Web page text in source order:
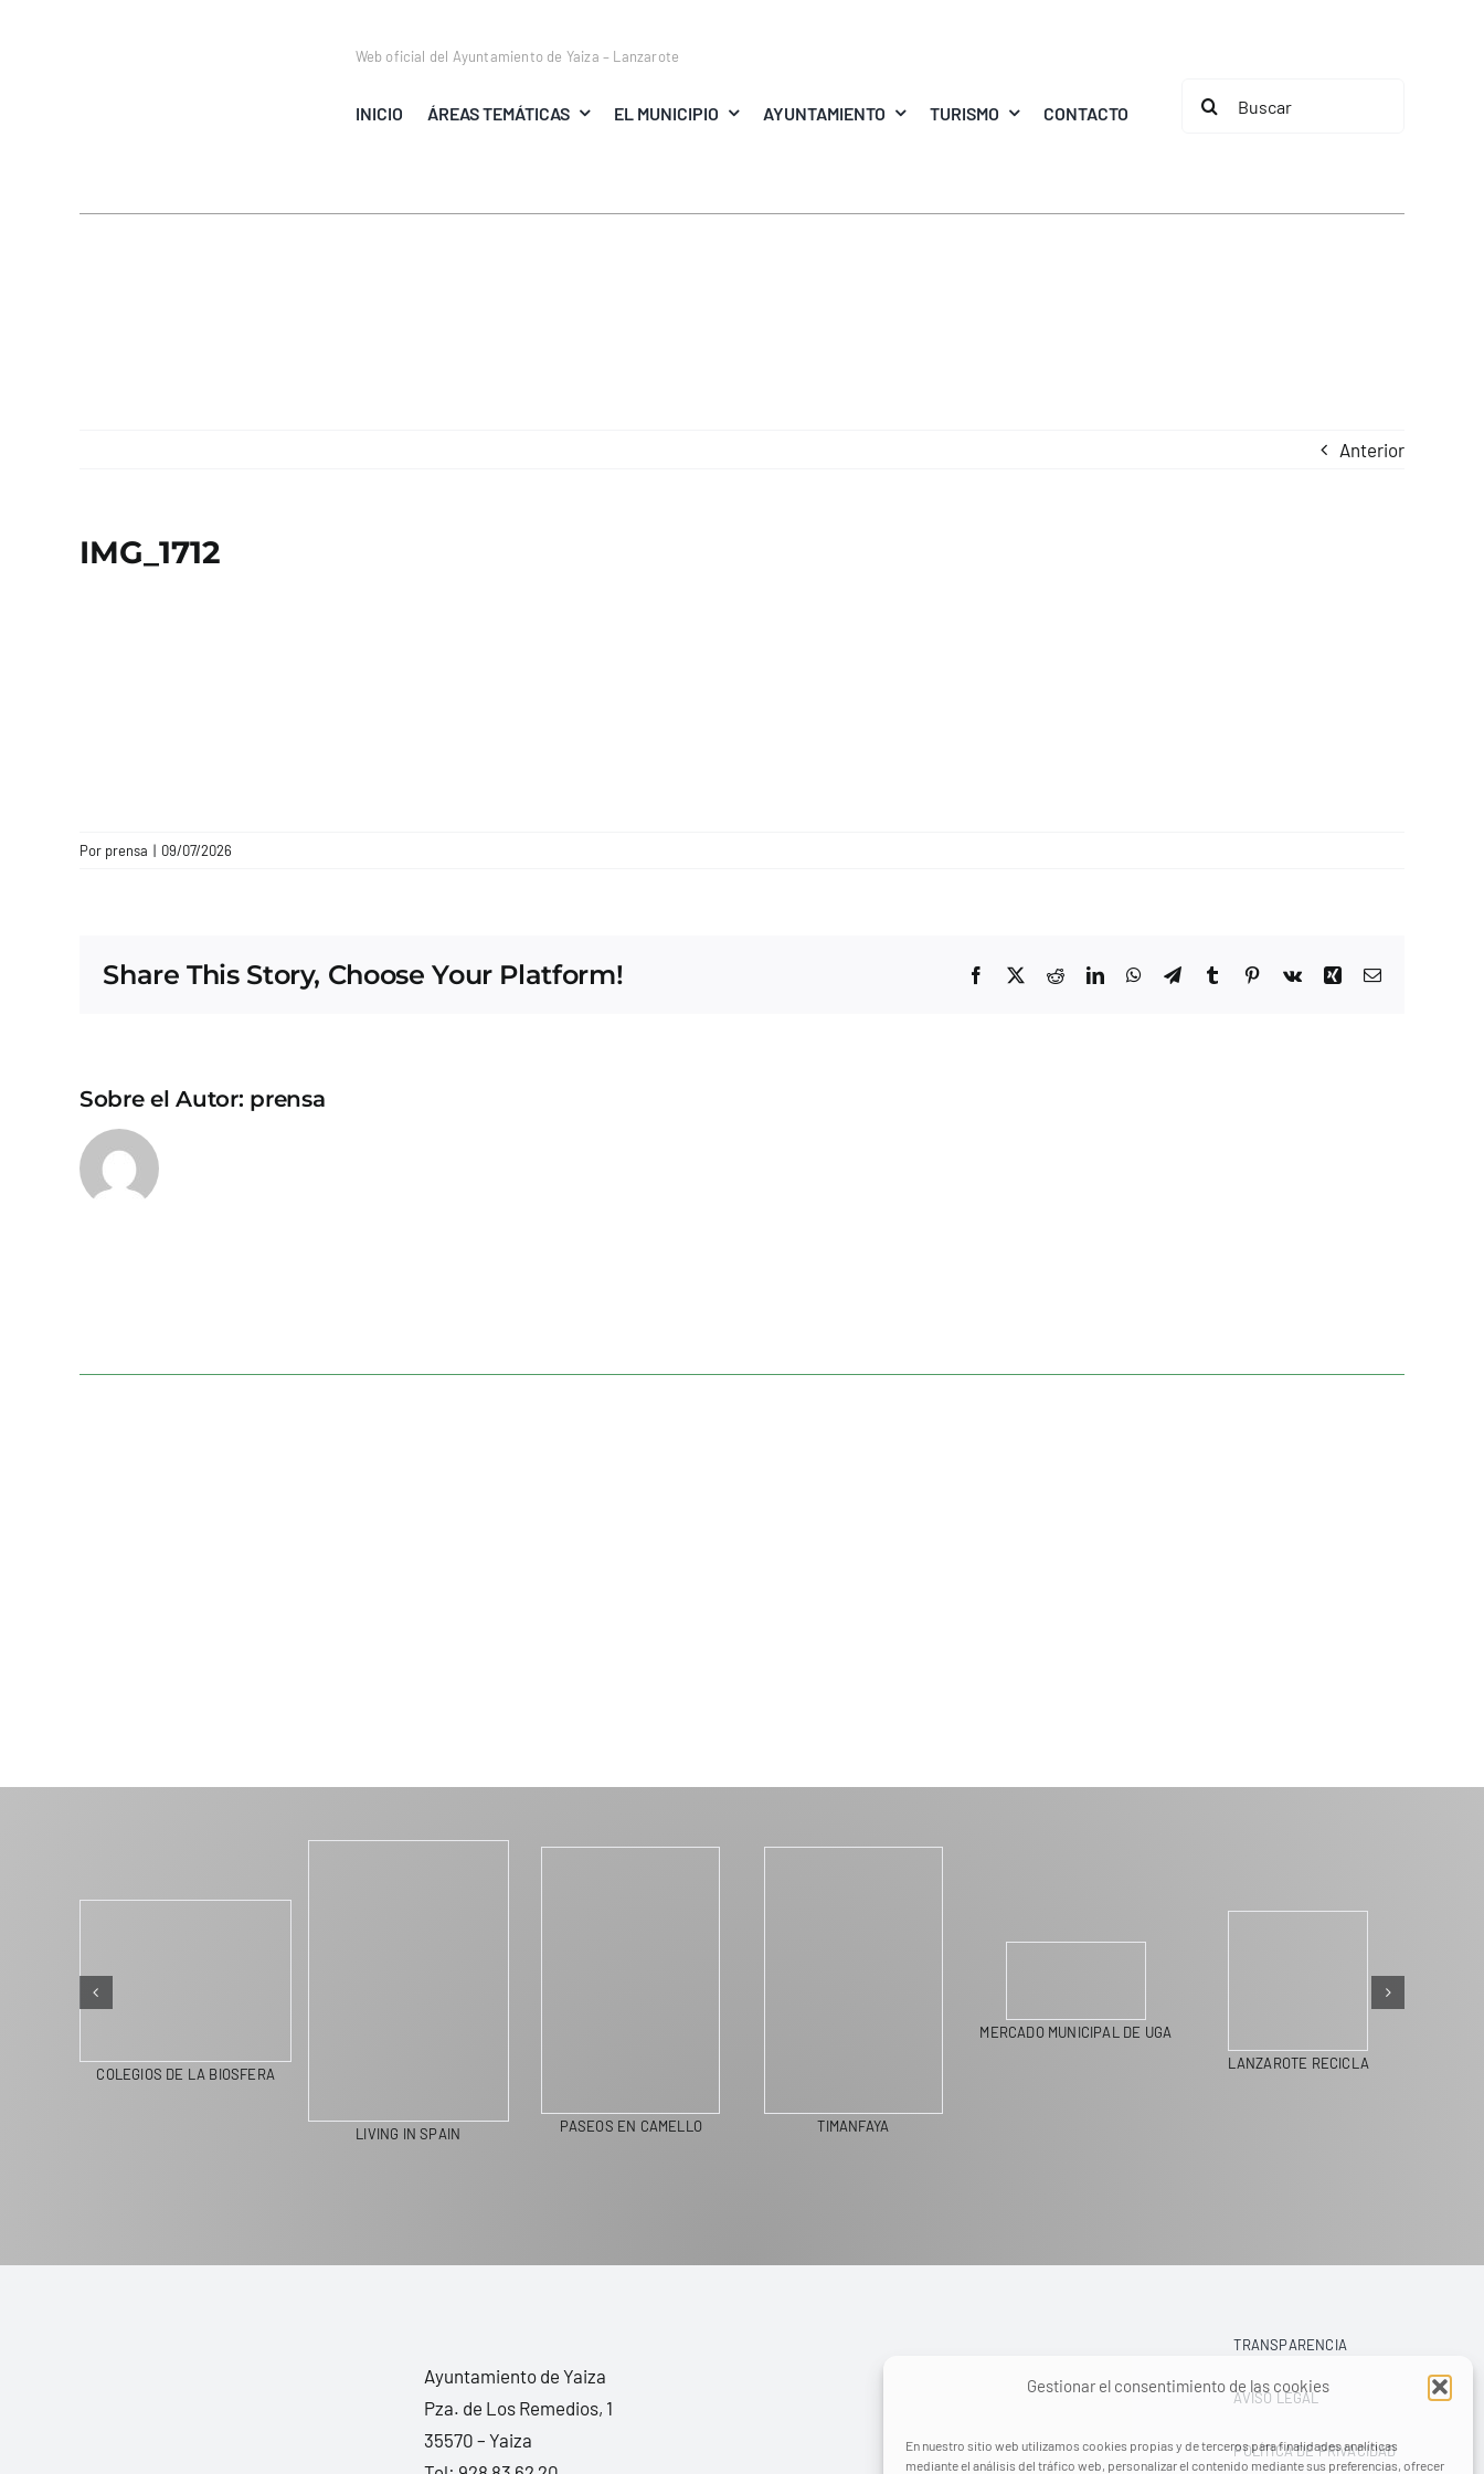
Gestionar el consentimiento de las cookies
En nuestro sitio web utilizamos cookies propias y de terceros para finalidades analíticas
mediante el análisis del tráfico web, personalizar el contenido mediante sus preferencias, ofrecer
Web oficial del Ayuntamiento de Yaiza – Lanzarote
INICIO ÁREAS TEMÁTICAS EL MUNICIPIO AYUNTAMIENTO TURISMO CONTACTO
Buscar:
Anterior
IMG_1712
Por prensa | 09/07/2026
Share This Story, Choose Your Platform! Facebook
X RedditLinkedInWhatsApp
TelegramTumblrPinterest
Vk Xing Correo
Sobre el Autor: prensa
COLEGIOS DE LA BIOSFERA
LIVING IN SPAIN PASEOS EN CAMELLO TIMANFAYA
MERCADO MUNICIPAL DE UGA
LANZAROTE RECICLA
Ayuntamiento de Yaiza
Pza. de Los Remedios, 1
35570 – Yaiza
TRANSPARENCIA
AVISO LEGAL
POLÍTICA DE PRIVACIDAD